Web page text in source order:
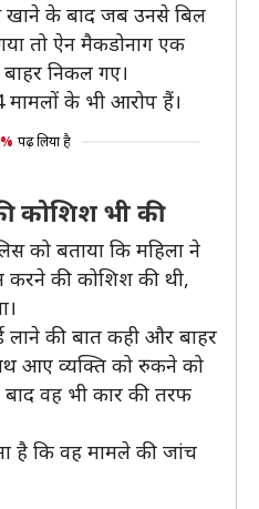
के बाद जब उनसे बिल
तो ऐन मैकडोनाग एक
निकल गए।
मामलों के भी आरोप हैं।
पढ़ लिया है
कोशिश भी की
को बताया कि महिला ने
करने की कोशिश की थी,
लाने की बात कही और बाहर
आए व्यक्ति को रुकने को
वह भी कार की तरफ
है कि वह मामले की जांच